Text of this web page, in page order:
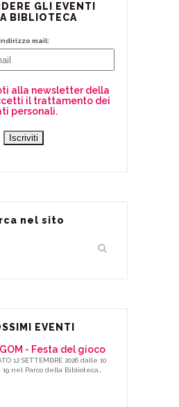
GLI EVENTI
BIBLIOTECA
mail:
alla newsletter della
il trattamento dei
personali.
nel sito
EVENTI
- Festa del gioco
12 SETTEMBRE 2026 dalle 10
19 nel Parco della Biblioteca…